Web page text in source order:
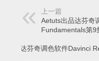
上一篇
Aetuts出品达芬奇
Fundamentals第9
达芬奇调色软件Davinci